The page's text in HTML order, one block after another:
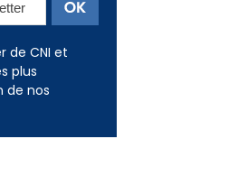
de CNI et
plus
de nos